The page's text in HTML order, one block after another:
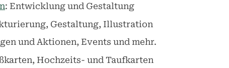
: Entwicklung und Gestaltung
Gestaltung, Illustration
und Aktionen, Events und mehr.
Hochzeits- und Taufkarten